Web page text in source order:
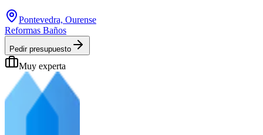
Pontevedra, Ourense
Reformas Baños
Pedir presupuesto
Muy experta